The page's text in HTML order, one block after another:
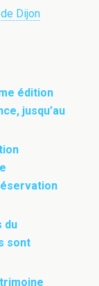
Dijon
édition
jusqu’au
du
sont